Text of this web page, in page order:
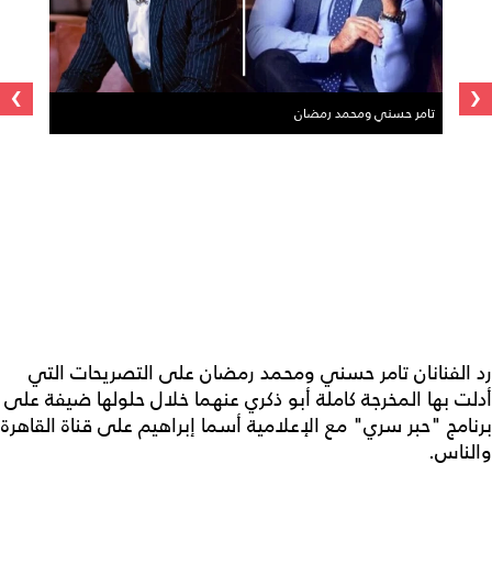
تامر حسني ومحمد رمضان ‹
›
رد الفنانان تامر حسني ومحمد رمضان على التصريحات التي
أدلت بها المخرجة كاملة أبو ذكري عنهما خلال حلولها ضيفة على
برنامج "حبر سري" مع الإعلامية أسما إبراهيم على قناة القاهرة
والناس.